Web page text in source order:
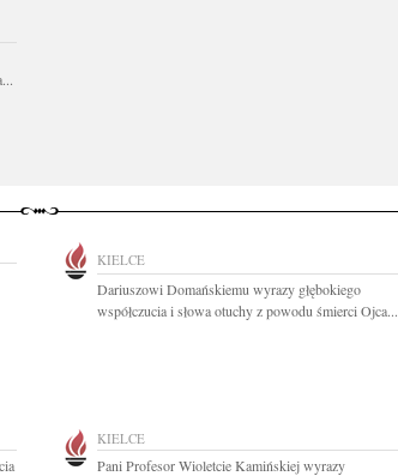
KIELCE
Dariuszowi Domańskiemu wyrazy głębokiego
współczucia i słowa otuchy z powodu śmierci Ojca...
KIELCE
Pani Profesor Wioletcie Kamińskiej wyrazy